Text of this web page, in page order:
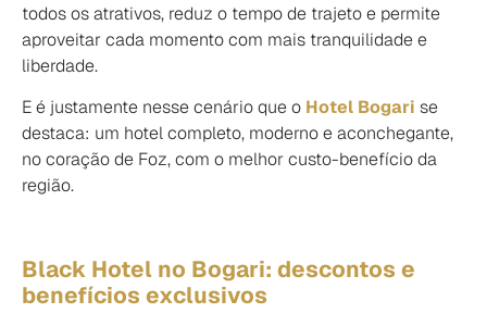
todos os atrativos, reduz o tempo de trajeto e permite
aproveitar cada momento com mais tranquilidade e
liberdade.
E é justamente nesse cenário que o Hotel Bogari se
destaca: um hotel completo, moderno e aconchegante,
no coração de Foz, com o melhor custo-benefício da
região.
Black Hotel no Bogari: descontos e
benefícios exclusivos